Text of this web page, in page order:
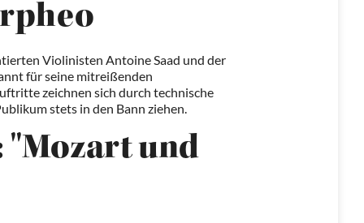
Violinisten Antoine Saad und der
für seine mitreißenden
zeichnen sich durch technische
stets in den Bann ziehen.
"Mozart und